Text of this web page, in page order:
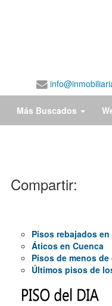
Más Buscados
Compartir:
Pisos rebajados en
Áticos en Cuenca
Pisos de menos de
Últimos pisos de